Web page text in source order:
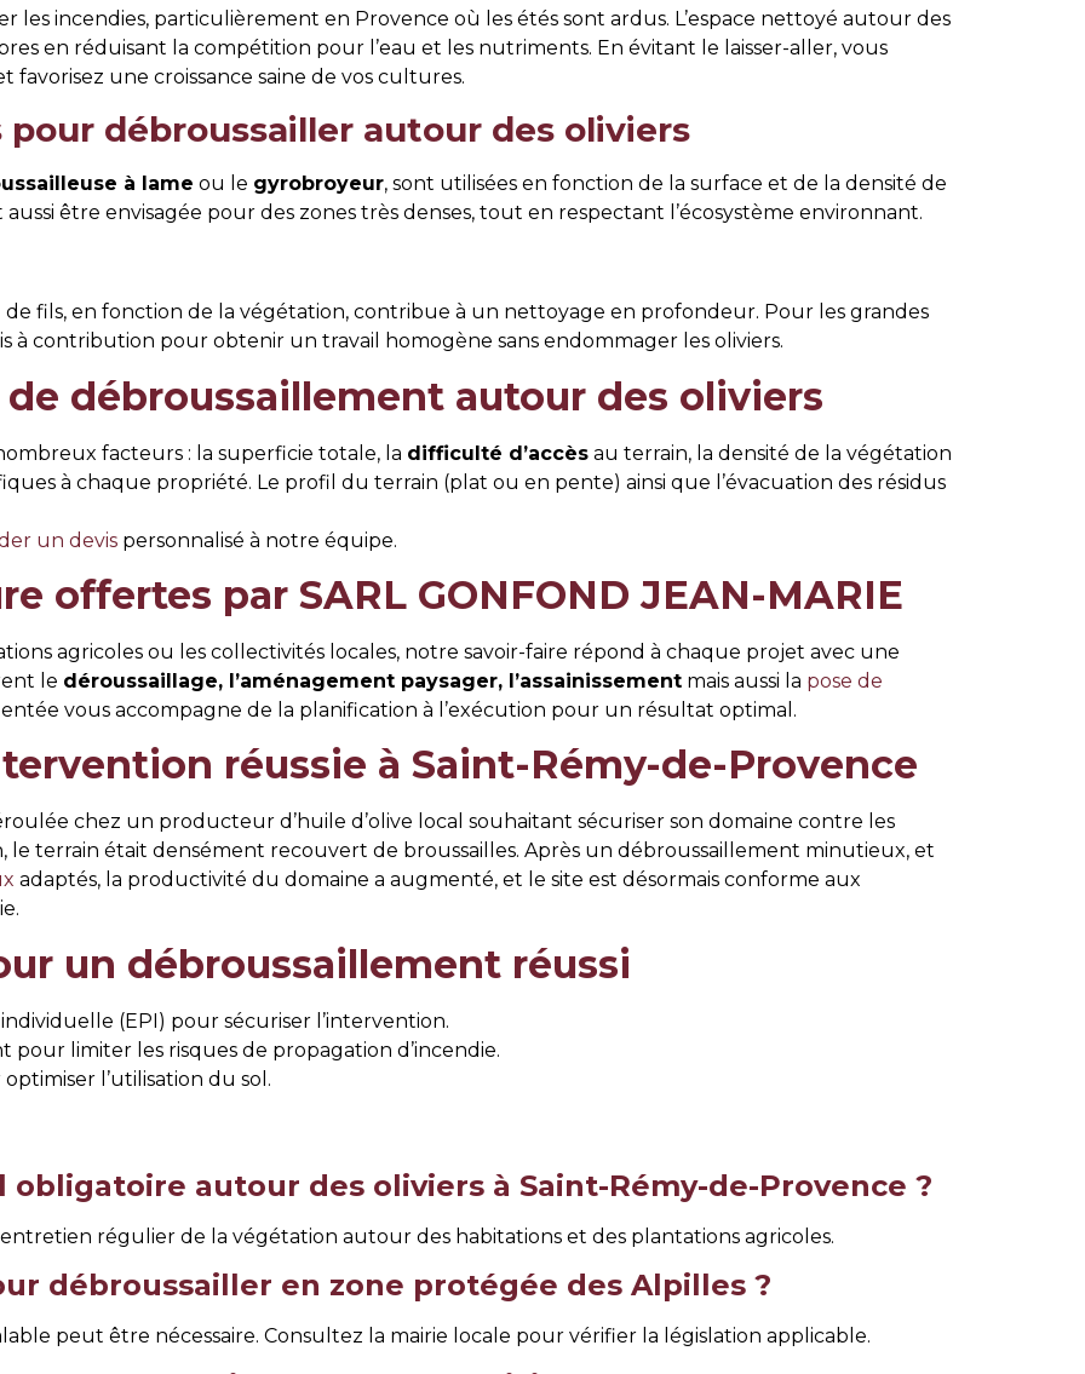
les incendies, particulièrement en Provence où les étés sont ardus. L’espace nettoyé autour des
en réduisant la compétition pour l’eau et les nutriments. En évitant le laisser-aller, vous
favorisez une croissance saine de vos cultures.
débroussailler autour des oliviers
à lame ou le gyrobroyeur, sont utilisées en fonction de la surface et de la densité de
être envisagée pour des zones très denses, tout en respectant l’écosystème environnant.
fils, en fonction de la végétation, contribue à un nettoyage en profondeur. Pour les grandes
contribution pour obtenir un travail homogène sans endommager les oliviers.
débroussaillement autour des oliviers
facteurs : la superficie totale, la difficulté d’accès au terrain, la densité de la végétation
à chaque propriété. Le profil du terrain (plat ou en pente) ainsi que l’évacuation des résidus
un devis personnalisé à notre équipe.
offertes par SARL GONFOND JEAN-MARIE
agricoles ou les collectivités locales, notre savoir-faire répond à chaque projet avec une
le déroussaillage, l’aménagement paysager, l’assainissement mais aussi la pose de
vous accompagne de la planification à l’exécution pour un résultat optimal.
réussie à Saint-Rémy-de-Provence
chez un producteur d’huile d’olive local souhaitant sécuriser son domaine contre les
le terrain était densément recouvert de broussailles. Après un débroussaillement minutieux, et
adaptés, la productivité du domaine a augmenté, et le site est désormais conforme aux
un débroussaillement réussi
(EPI) pour sécuriser l’intervention.
limiter les risques de propagation d’incendie.
l’utilisation du sol.
autour des oliviers à Saint-Rémy-de-Provence ?
régulier de la végétation autour des habitations et des plantations agricoles.
débroussailler en zone protégée des Alpilles ?
peut être nécessaire. Consultez la mairie locale pour vérifier la législation applicable.